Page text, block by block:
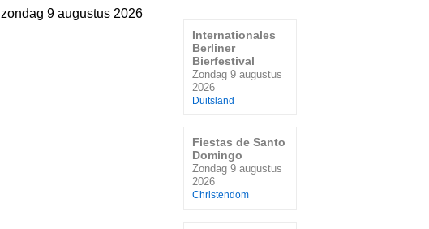
zondag 9 augustus 2026
Internationales
Berliner
Bierfestival
Zondag 9 augustus
2026
Duitsland
Fiestas de Santo
Domingo
Zondag 9 augustus
2026
Christendom